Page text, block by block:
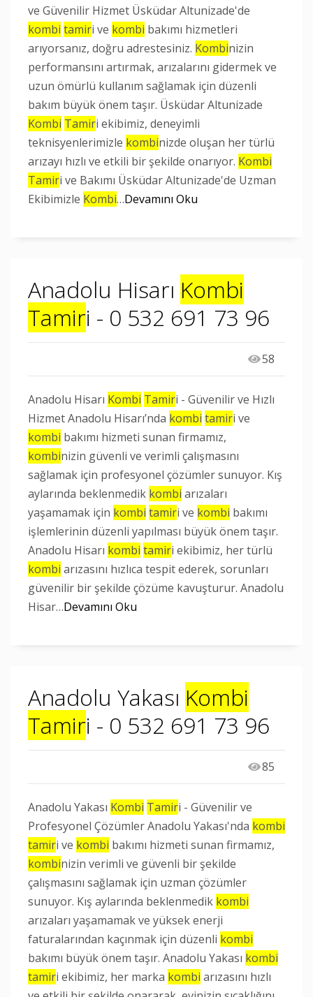
ve Güvenilir Hizmet Üsküdar Altunizade'de
kombi tamiri ve kombi bakımı hizmetleri
arıyorsanız, doğru adrestesiniz. Kombinizin
performansını artırmak, arızalarını gidermek ve
uzun ömürlü kullanım sağlamak için düzenli
bakım büyük önem taşır. Üsküdar Altunizade
Kombi Tamiri ekibimiz, deneyimli
teknisyenlerimizle kombinizde oluşan her türlü
arızayı hızlı ve etkili bir şekilde onarıyor. Kombi
Tamiri ve Bakımı Üsküdar Altunizade'de Uzman
Ekibimizle Kombi…Devamını Oku
Anadolu Hisarı Kombi
Tamiri - 0 532 691 73 96
58
Anadolu Hisarı Kombi Tamiri - Güvenilir ve Hızlı
Hizmet Anadolu Hisarı’nda kombi tamiri ve
kombi bakımı hizmeti sunan firmamız,
kombinizin güvenli ve verimli çalışmasını
sağlamak için profesyonel çözümler sunuyor. Kış
aylarında beklenmedik kombi arızaları
yaşamamak için kombi tamiri ve kombi bakımı
işlemlerinin düzenli yapılması büyük önem taşır.
Anadolu Hisarı kombi tamiri ekibimiz, her türlü
kombi arızasını hızlıca tespit ederek, sorunları
güvenilir bir şekilde çözüme kavuşturur. Anadolu
Hisar…Devamını Oku
Anadolu Yakası Kombi
Tamiri - 0 532 691 73 96
85
Anadolu Yakası Kombi Tamiri - Güvenilir ve
Profesyonel Çözümler Anadolu Yakası'nda kombi
tamiri ve kombi bakımı hizmeti sunan firmamız,
kombinizin verimli ve güvenli bir şekilde
çalışmasını sağlamak için uzman çözümler
sunuyor. Kış aylarında beklenmedik kombi
arızaları yaşamamak ve yüksek enerji
faturalarından kaçınmak için düzenli kombi
bakımı büyük önem taşır. Anadolu Yakası kombi
tamiri ekibimiz, her marka kombi arızasını hızlı